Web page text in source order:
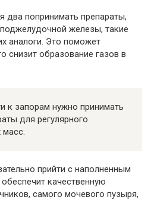
попринимать препараты,
железы, такие
аналоги. Это поможет
снизит образование газов в
к запорам нужно принимать
для регулярного
прийти с наполненным
качественную
самого мочевого пузыря,